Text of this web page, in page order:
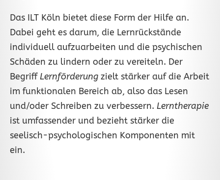
Das ILT Köln bietet diese Form der Hilfe an.
Dabei geht es darum, die Lernrückstände
individuell aufzuarbeiten und die psychischen
Schäden zu lindern oder zu vereiteln. Der
BegriffLernförderung zielt stärker auf die Arbeit
im funktionalen Bereich ab, also das Lesen
und/oder Schreiben zu verbessern. Lerntherapie
ist umfassender und bezieht stärker die
seelisch-psychologischen Komponenten mit
ein.